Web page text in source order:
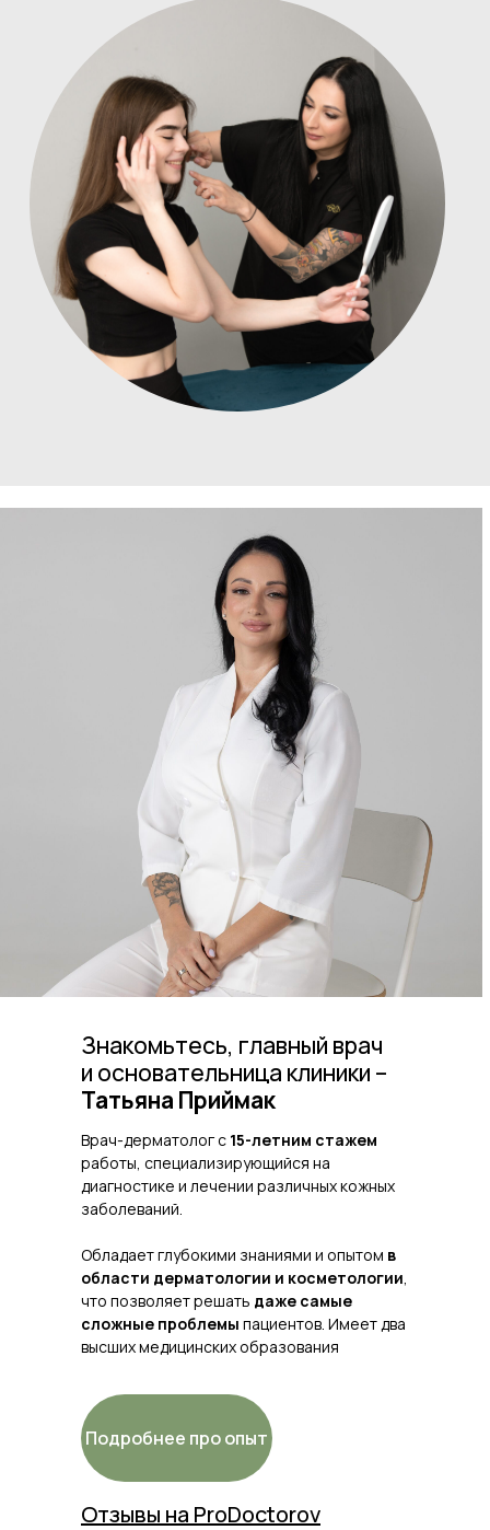
Отзывы на ProDoctorov
Знакомьтесь, главный врач
и основательница клиники –
Татьяна Приймак
Врач-дерматолог с 15-летним стажем
работы, специализирующийся на
диагностике и лечении различных кожных
заболеваний.
Обладает глубокими знаниями и опытом в
области дерматологии и косметологии
что позволяет решать даже самые
сложные проблемы пациентов. Имеет два
высших медицинских образования
Подробнее про опыт